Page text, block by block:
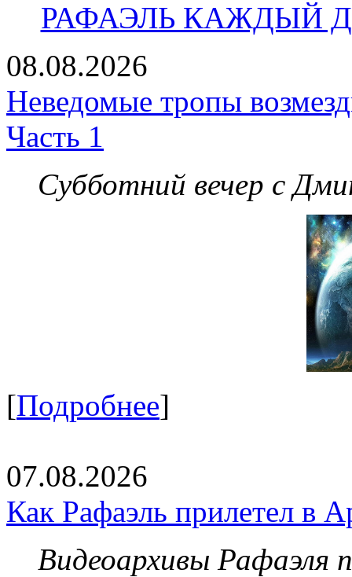
РАФАЭЛЬ КАЖДЫЙ
08.08.2026
Неведомые тропы
Часть 1
Субботний вечер с
[Подробнее]
07.08.2026
Как Рафаэль прилетел в
Видеоархивы Рафаэля